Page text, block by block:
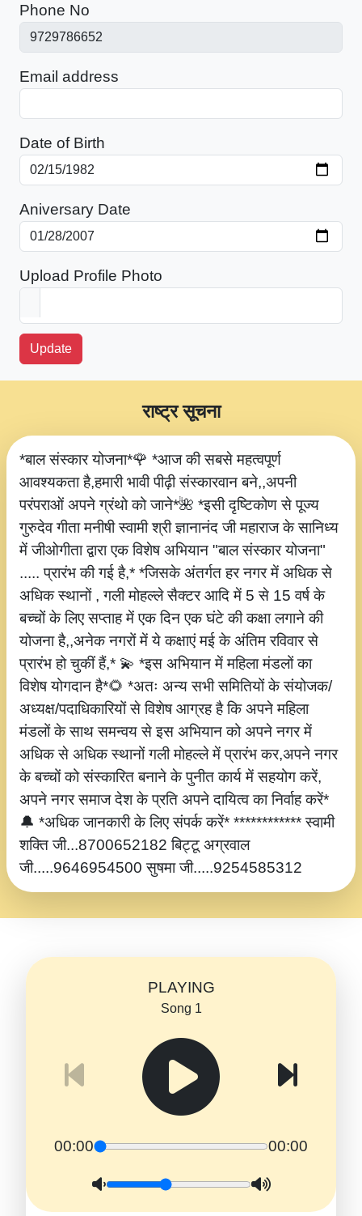
Phone No
Email address
Date of Birth
Aniversary Date
Upload Profile Photo
Update
*बाल संस्कार योजना*🌹 *आज की सबसे महत्वपूर्ण
आवश्यकता है,हमारी भावी पीढ़ी संस्कारवान बने,,अपनी
परंपराओं अपने ग्रंथो को जाने*🌺 *इसी दृष्टिकोण से पूज्य
गुरुदेव गीता मनीषी स्वामी श्री ज्ञानानंद जी महाराज के सानिध्य
में जीओगीता द्वारा एक विशेष अभियान "बाल संस्कार योजना"
..... प्रारंभ की गई है,* *जिसके अंतर्गत हर नगर में अधिक से
अधिक स्थानों , गली मोहल्ले सैक्टर आदि में 5 से 15 वर्ष के
बच्चों के लिए सप्ताह में एक दिन एक घंटे की कक्षा लगाने की
योजना है,,अनेक नगरों में ये कक्षाएं मई के अंतिम रविवार से
प्रारंभ हो चुकीं हैं,* 💫 *इस अभियान में महिला मंडलों का
विशेष योगदान है*🌻 *अतः अन्य सभी समितियों के संयोजक/
अध्यक्ष/पदाधिकारियों से विशेष आग्रह है कि अपने महिला
मंडलों के साथ समन्वय से इस अभियान को अपने नगर में
अधिक से अधिक स्थानों गली मोहल्ले में प्रारंभ कर,अपने नगर
के बच्चों को संस्कारित बनाने के पुनीत कार्य में सहयोग करें,
अपने नगर समाज देश के प्रति अपने दायित्व का निर्वाह करें*
🔔 *अधिक जानकारी के लिए संपर्क करें* ************ स्वामी
शक्ति जी...8700652182 बिट्टू अग्रवाल
जी.....9646954500 सुषमा जी.....9254585312
राष्ट्र सूचना
PLAYING
Song 1
00:00 00:00